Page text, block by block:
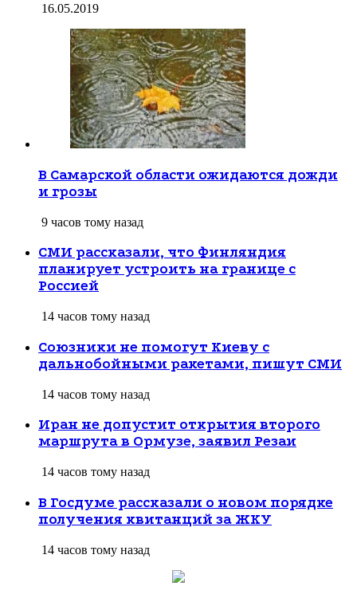
16.05.2019
В Самарской области ожидаются дожди
и грозы
9 часов тому назад
СМИ рассказали, что Финляндия
планирует устроить на границе с
Россией
14 часов тому назад
Союзники не помогут Киеву с
дальнобойными ракетами, пишут СМИ
14 часов тому назад
Иран не допустит открытия второго
маршрута в Ормузе, заявил Резаи
14 часов тому назад
В Госдуме рассказали о новом порядке
получения квитанций за ЖКУ
14 часов тому назад